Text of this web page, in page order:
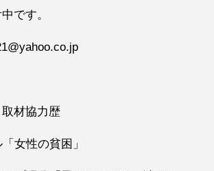
です。
材協力歴
女性の貧困」